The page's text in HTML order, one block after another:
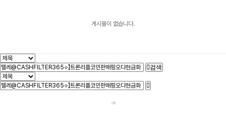
게시물이 없습니다.
검색